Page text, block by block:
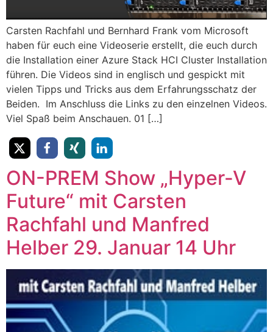
Carsten Rachfahl und Bernhard Frank vom Microsoft
haben für euch eine Videoserie erstellt, die euch durch
die Installation einer Azure Stack HCI Cluster Installation
führen. Die Videos sind in englisch und gespickt mit
vielen Tipps und Tricks aus dem Erfahrungsschatz der
Beiden. Im Anschluss die Links zu den einzelnen Videos.
Viel Spaß beim Anschauen. 01 […]
ON-PREM Show „Hyper-V
Future“ mit Carsten
Rachfahl und Manfred
Helber 29. Januar 14 Uhr